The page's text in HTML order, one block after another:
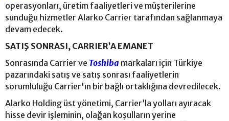
operasyonları, üretim faaliyetleri ve müşterilerine
sunduğu hizmetler Alarko Carrier tarafından sağlanmaya
devam edecek.
SATIŞ SONRASI, CARRIER’A EMANET
Sonrasında Carrier ve Toshiba markaları için Türkiye
pazarındaki satış ve satış sonrası faaliyetlerin
sorumluluğu Carrier'ın bir bağlı ortaklığına devredilecek.
Alarko Holding üst yönetimi, Carrier’la yolları ayıracak
hisse devir işleminin, olağan koşulların yerine